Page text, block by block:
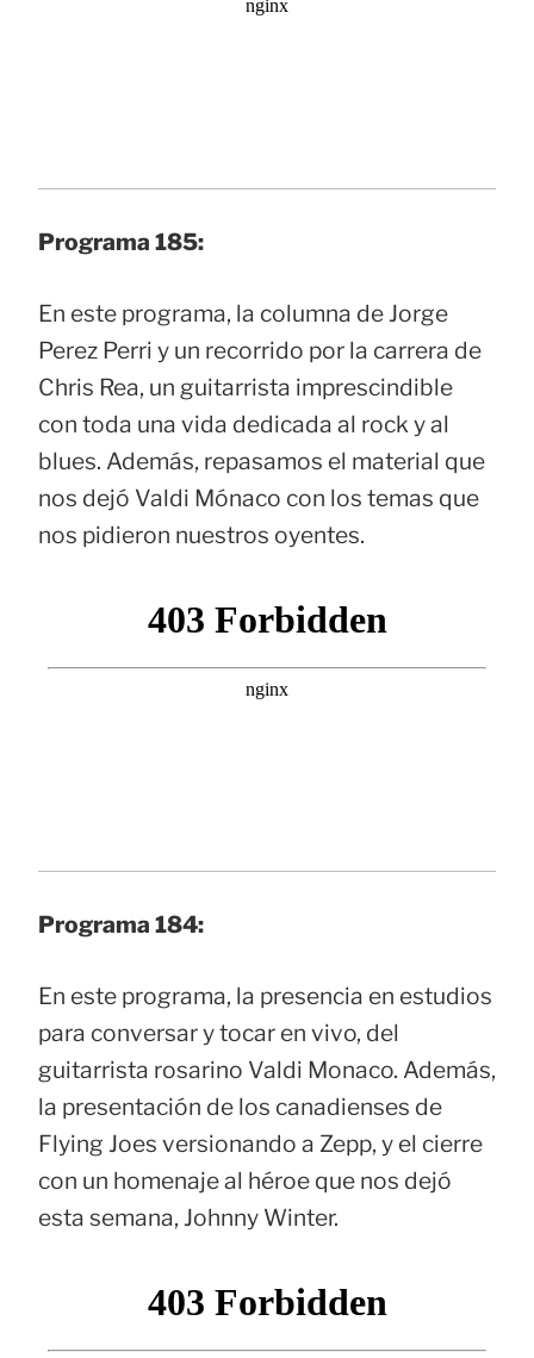
Programa 185:
En este programa, la columna de Jorge
Perez Perri y un recorrido por la carrera de
Chris Rea, un guitarrista imprescindible
con toda una vida dedicada al rock y al
blues. Además, repasamos el material que
nos dejó Valdi Mónaco con los temas que
nos pidieron nuestros oyentes.
Programa 184:
En este programa, la presencia en estudios
para conversar y tocar en vivo, del
guitarrista rosarino Valdi Monaco. Además,
la presentación de los canadienses de
Flying Joes versionando a Zepp, y el cierre
con un homenaje al héroe que nos dejó
esta semana, Johnny Winter.